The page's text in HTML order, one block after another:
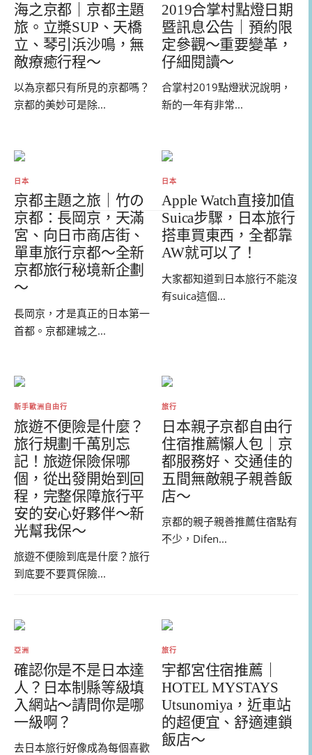
海之京都｜京都主題
旅。立槳SUP、天橋
立、琴引浜沙鳴，無
敵療癒行程～
以為京都只有所見的京都嗎？
京都的美妙可是除...
2019合掌村點燈日期
暨訊息公告｜預約限
定參觀～重要變革，
仔細閱讀～
合掌村2019點燈狀況說明，
新的一年有非常...
日本
京都主題之旅｜竹の
京都：長岡京，天滿
宮、向日市商店街、
單車旅行京都～全新
京都旅行秘境新企劃
～
長岡京，才是真正的日本第一
首都。京都建城之...
日本
Apple Watch直接加值
Suica步驟，日本旅行
搭車買東西，全都靠
AW就可以了！
大家都知道到日本旅行不能沒
有suica這個...
新手歐洲自由行
旅遊不便險是什麼？
旅行規劃千萬別忘
記！旅遊保險保哪
個，從出發開始到回
程，完整保障旅行平
安的安心好夥伴～新
光幫我保～
旅遊不便險到底是什麼？旅行
到底要不要買保險...
旅行
日本親子京都自由行
住宿推薦懶人包｜京
都服務好、交通佳的
五間無敵親子親善飯
店～
京都的親子親善推薦住宿點有
不少，Difen...
亞洲
確認你是不是日本達
人？日本制縣等級填
入網站～請問你是哪
一級啊？
去日本旅行好像成為每個喜歡
旅行
宇都宮住宿推薦｜
HOTEL MYSTAYS
Utsunomiya，近車站
的超便宜、舒適連鎖
飯店～